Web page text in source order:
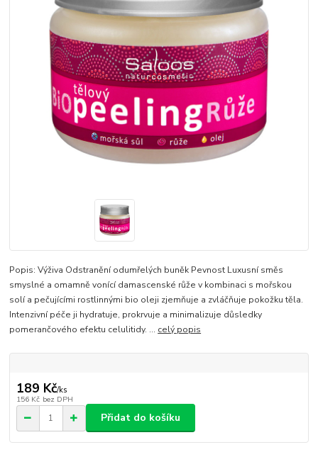
Popis: Výživa Odstranění odumřelých buněk Pevnost Luxusní směs
smyslné a omamně vonící damascenské růže v kombinaci s mořskou
solí a pečujícími rostlinnými bio oleji zjemňuje a zvláčňuje pokožku těla.
Intenzivní péče ji hydratuje, prokrvuje a minimalizuje důsledky
pomerančového efektu celulitidy. ... celý popis
189 Kč/ks
156 Kč bez DPH
Přidat do košíku